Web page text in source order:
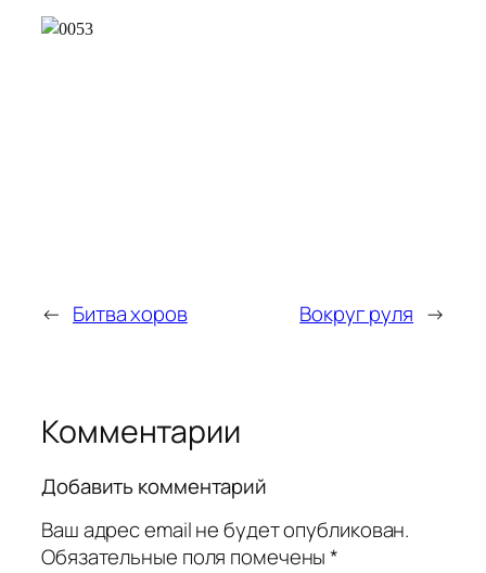
← Битва хоров Вокруг руля →
Комментарии
Добавить комментарий
Ваш адрес email не будет опубликован.
Обязательные поля помечены*